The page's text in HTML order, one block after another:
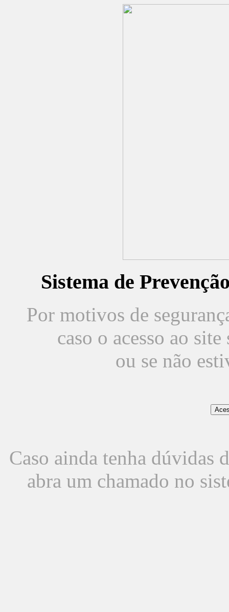
Sistema de
Por motivos de
caso o acesso ao
ou se não
Caso ainda tenha dúvidas
abra um chamado no